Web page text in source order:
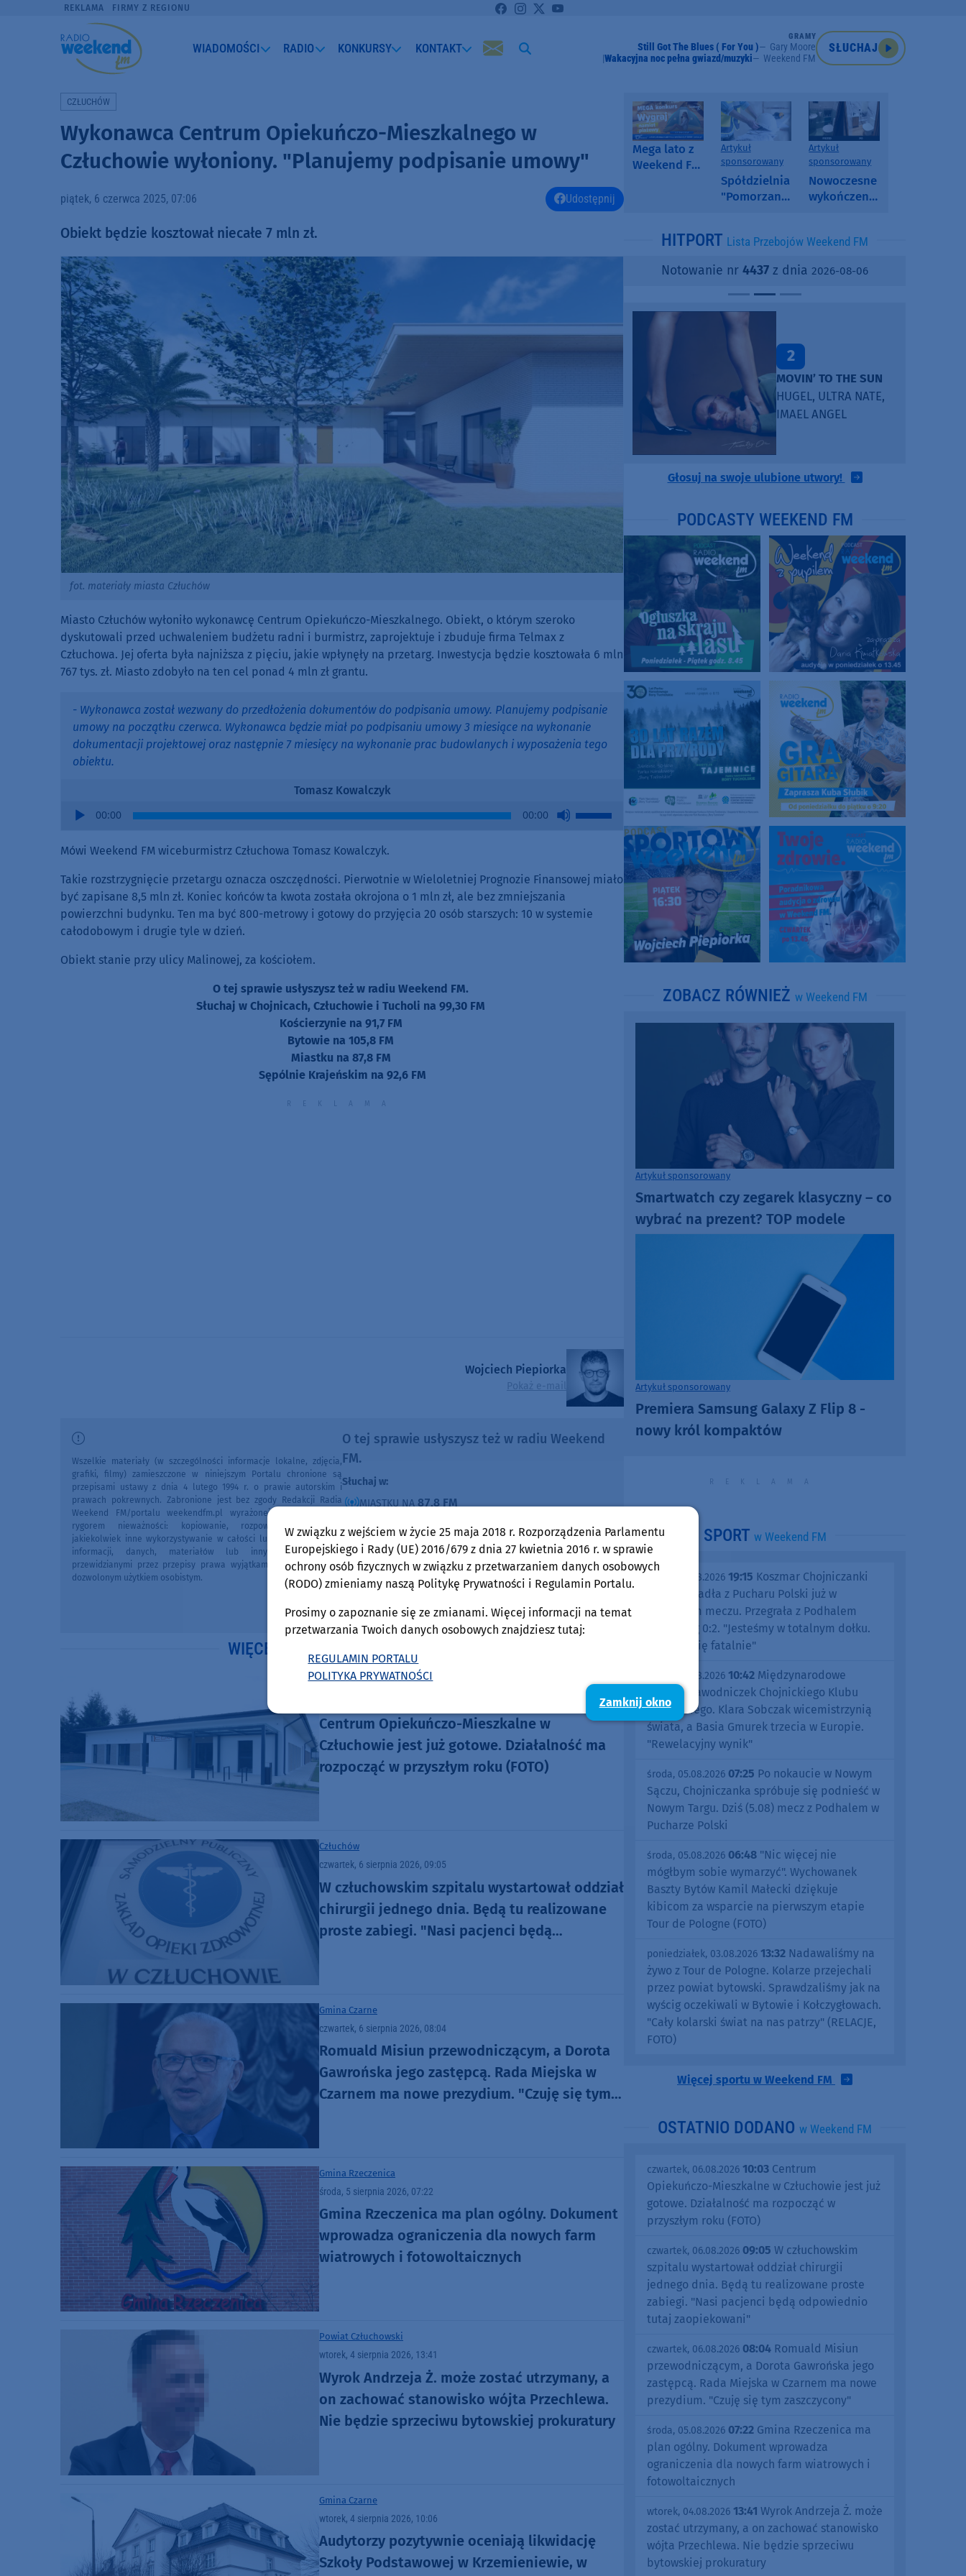
REKLAMA FIRMY Z REGIONU
WIADOMOŚCI RADIO KONKURSY KONTAKT
GRAMY
Still Got The Blues ( For You )
Gary Moore
Wakacyjna noc pełna gwiazd/muzyki
Weekend FM
SŁUCHAJ
CZŁUCHÓW
Wykonawca Centrum Opiekuńczo-Mieszkalnego w
Człuchowie wyłoniony. "Planujemy podpisanie umowy"
piątek, 6 czerwca 2025, 07:06 Udostępnij
Obiekt będzie kosztował niecałe 7 mln zł.
fot. materiały miasta Człuchów
Miasto Człuchów wyłoniło wykonawcę Centrum Opiekuńczo-Mieszkalnego. Obiekt, o którym szeroko
dyskutowali przed uchwaleniem budżetu radni i burmistrz, zaprojektuje i zbuduje firma Telmax z
Człuchowa. Jej oferta była najniższa z pięciu, jakie wpłynęły na przetarg. Inwestycja będzie kosztowała 6 mln
767 tys. zł. Miasto zdobyło na ten cel ponad 4 mln zł grantu.
- Wykonawca został wezwany do przedłożenia dokumentów do podpisania umowy. Planujemy podpisanie
umowy na początku czerwca. Wykonawca będzie miał po podpisaniu umowy 3 miesiące na wykonanie
dokumentacji projektowej oraz następnie 7 miesięcy na wykonanie prac budowlanych i wyposażenia tego
obiektu.
Tomasz Kowalczyk
Audio
00:00 00:00
Use
Up/Down
to
or
Mówi Weekend FM wiceburmistrz Człuchowa Tomasz Kowalczyk.
Takie rozstrzygnięcie przetargu oznacza oszczędności. Pierwotnie w Wieloletniej Prognozie Finansowej miało
być zapisane 8,5 mln zł. Koniec końców ta kwota została okrojona o 1 mln zł, ale bez zmniejszania
powierzchni budynku. Ten ma być 800-metrowy i gotowy do przyjęcia 20 osób starszych: 10 w systemie
całodobowym i drugie tyle w dzień.
Obiekt stanie przy ulicy Malinowej, za kościołem.
O tej sprawie usłyszysz też w radiu Weekend FM.
Słuchaj w Chojnicach, Człuchowie i Tucholi na 99,30 FM
Kościerzynie na 91,7 FM
Bytowie na 105,8 FM
Miastku na 87,8 FM
Sępólnie Krajeńskim na 92,6 FM
Wojciech Piepiorka
Pokaż e-mail
O tej sprawie usłyszysz też w radiu Weekend
FM.
Słuchaj w:
MIASTKU NA 87,8 FM
STAROGARDZIE GDAŃSKIM NA
KOŚCIERZYNIE NA91,7 FM
SĘPÓLNIE KRAJEŃSKIM NA92,6 FM
CHOJNICACH, CZŁUCHOWIE I TUCHOLI NA99,30 FM
BYTOWIE NA 105,8 FM
Wszelkie materiały (w szczególności informacje lokalne, zdjęcia,
grafiki, filmy) zamieszczone w niniejszym Portalu chronione są
przepisami ustawy z dnia 4 lutego 1994 r. o prawie autorskim i
prawach pokrewnych. Zabronione jest bez zgody Redakcji Radia
Weekend FM/portalu weekendfm.pl wyrażonej na piśmie pod
rygorem nieważności: kopiowanie, rozpowszechnianie lub
jakiekolwiek inne wykorzystywanie w całości lub we fragmentach
informacji, danych, materiałów lub innych treści poza
przewidzianymi przez przepisy prawa wyjątkami, w szczególności
dozwolonym użytkiem osobistym.
WIĘCEJ WIADOMOŚCI
Człuchów
Centrum Opiekuńczo-Mieszkalne w
Człuchowie jest już gotowe. Działalność ma
rozpocząć w przyszłym roku (FOTO)
Człuchów
czwartek, 6 sierpnia 2026, 09:05
W człuchowskim szpitalu wystartował oddział
chirurgii jednego dnia. Będą tu realizowane
proste zabiegi. "Nasi pacjenci będą
Gmina Czarne
czwartek, 6 sierpnia 2026, 08:04
Romuald Misiun przewodniczącym, a Dorota
Gawrońska jego zastępcą. Rada Miejska w
Czarnem ma nowe prezydium. "Czuję się tym
Gmina Rzeczenica
środa, 5 sierpnia 2026, 07:22
Gmina Rzeczenica ma plan ogólny. Dokument
wprowadza ograniczenia dla nowych farm
wiatrowych i fotowoltaicznych
Powiat Człuchowski
wtorek, 4 sierpnia 2026, 13:41
Wyrok Andrzeja Ż. może zostać utrzymany, a
on zachować stanowisko wójta Przechlewa.
Nie będzie sprzeciwu bytowskiej prokuratury
Gmina Czarne
wtorek, 4 sierpnia 2026, 10:06
Audytorzy pozytywnie oceniają likwidację
Szkoły Podstawowej w Krzemieniewie, w
Mega lato z
Weekend FM
Artykuł
sponsorowany
Spółdzielnia
"Pomorzanka"
informuje o
i ofertach
najmu
Artykuł
sponsorowany
Nowoczesne
wykończenia
SPC, WPC i
kamienny
HITPORT Lista Przebojów Weekend FM
Notowanie nr 4437 z dnia 2026-08-06
2
MOVIN’ TO THE SUN
HUGEL, ULTRA NATE,
IMAEL ANGEL
Głosuj na swoje ulubione utwory!
PODCASTY WEEKEND FM
ZOBACZ RÓWNIEŻ w Weekend FM
Artykuł sponsorowany
Smartwatch czy zegarek klasyczny – co
wybrać na prezent? TOP modele
Artykuł sponsorowany
Premiera Samsung Galaxy Z Flip 8 -
nowy król kompaktów
SPORT w Weekend FM
środa, 05.08.2026 19:15 Koszmar Chojniczanki
trwa. Odpadła z Pucharu Polski już w
pierwszym meczu. Przegrała z Podhalem
Nowy Targ 0:2. "Jesteśmy w totalnym dołku.
Czujemy się fatalnie"
środa, 05.08.2026 10:42 Międzynarodowe
sukcesy zawodniczek Chojnickiego Klubu
Żeglarskiego. Klara Sobczak wicemistrzynią
świata, a Basia Gmurek trzecia w Europie.
"Rewelacyjny wynik"
środa, 05.08.2026 07:25 Po nokaucie w Nowym
Sączu, Chojniczanka spróbuje się podnieść w
Nowym Targu. Dziś (5.08) mecz z Podhalem w
Pucharze Polski
środa, 05.08.2026 06:48 "Nic więcej nie
mógłbym sobie wymarzyć". Wychowanek
Baszty Bytów Kamil Małecki dziękuje
kibicom za wsparcie na pierwszym etapie
Tour de Pologne (FOTO)
poniedziałek, 03.08.2026 13:32 Nadawaliśmy na
żywo z Tour de Pologne. Kolarze przejechali
przez powiat bytowski. Sprawdzaliśmy jak na
wyścig oczekiwali w Bytowie i Kołczygłowach.
"Cały kolarski świat na nas patrzy" (RELACJE,
FOTO)
Więcej sportu w Weekend FM
OSTATNIO DODANO w Weekend FM
czwartek, 06.08.2026 10:03 Centrum
Opiekuńczo-Mieszkalne w Człuchowie jest już
gotowe. Działalność ma rozpocząć w
przyszłym roku (FOTO)
czwartek, 06.08.2026 09:05 W człuchowskim
szpitalu wystartował oddział chirurgii
jednego dnia. Będą tu realizowane proste
zabiegi. "Nasi pacjenci będą odpowiednio
tutaj zaopiekowani"
czwartek, 06.08.2026 08:04 Romuald Misiun
przewodniczącym, a Dorota Gawrońska jego
zastępcą. Rada Miejska w Czarnem ma nowe
prezydium. "Czuję się tym zaszczycony"
środa, 05.08.2026 07:22 Gmina Rzeczenica ma
plan ogólny. Dokument wprowadza
ograniczenia dla nowych farm wiatrowych i
fotowoltaicznych
wtorek, 04.08.2026 13:41 Wyrok Andrzeja Ż. może
zostać utrzymany, a on zachować stanowisko
wójta Przechlewa. Nie będzie sprzeciwu
bytowskiej prokuratury
W związku z wejściem w życie 25 maja 2018 r. Rozporządzenia Parlamentu
Europejskiego i Rady (UE) 2016/679 z dnia 27 kwietnia 2016 r. w sprawie
ochrony osób fizycznych w związku z przetwarzaniem danych osobowych
(RODO) zmieniamy naszą Politykę Prywatności i Regulamin Portalu.
Prosimy o zapoznanie się ze zmianami. Więcej informacji na temat
przetwarzania Twoich danych osobowych znajdziesz tutaj:
REGULAMIN PORTALU
POLITYKA PRYWATNOŚCI
Zamknij okno